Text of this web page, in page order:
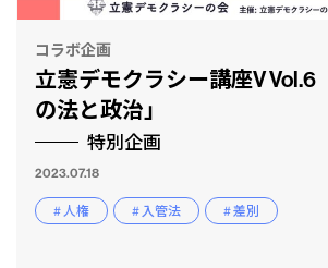
コラボ企画
立憲デモクラシー講座V Vol.6
の法と政治」
特別企画
2023.07.18
# 人権 # 入管法 # 差別